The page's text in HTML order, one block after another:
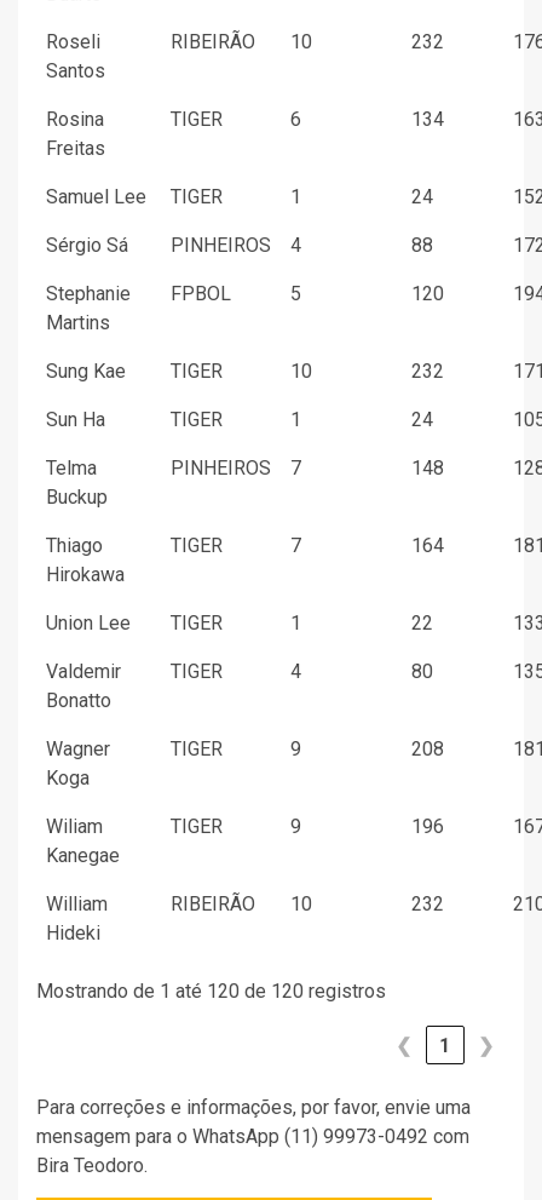
Roseli
Santos
RIBEIRÃO 10 232
Rosina
Freitas
TIGER 6 134
Samuel Lee TIGER 1 24
Sérgio Sá PINHEIROS 4 88
Stephanie
Martins
FPBOL 5 120
Sung Kae TIGER 10 232
Sun Ha TIGER 1 24
Telma
Buckup
PINHEIROS 7 148
Thiago
Hirokawa
TIGER 7 164
Union Lee TIGER 1 22
Valdemir
Bonatto
TIGER 4 80
Wagner
Koga
TIGER 9 208
Wiliam
Kanegae
TIGER 9 196
William
Hideki
RIBEIRÃO 10 232
Mostrando de 1 até 120 de 120 registros
❮ 1 ❯
Para correções e informações, por favor, envie uma
mensagem para o WhatsApp (11) 99973-0492 com
Bira Teodoro.